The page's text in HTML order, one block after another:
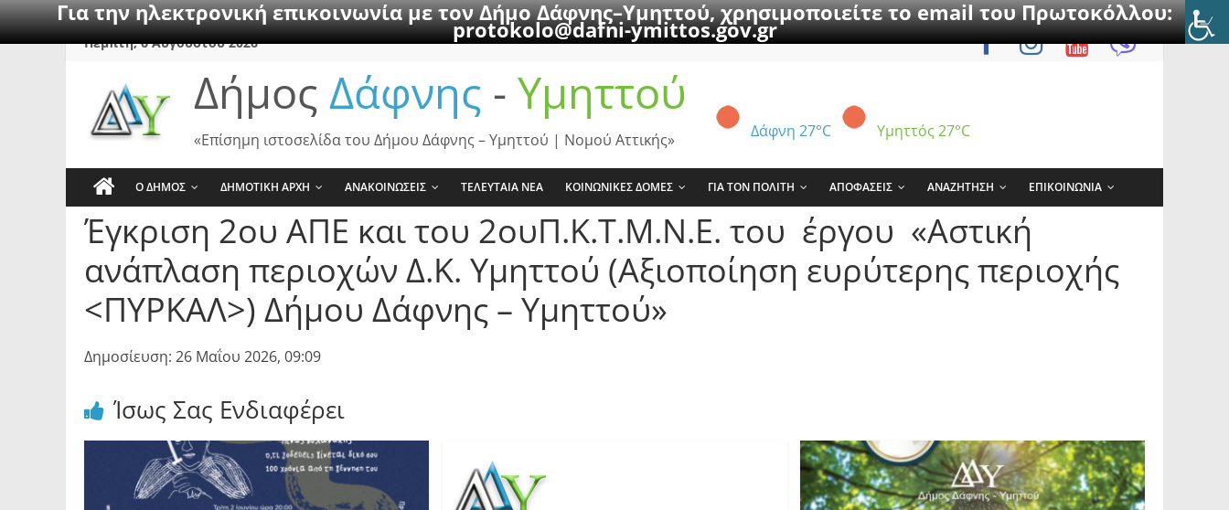
Για την ηλεκτρονική επικοινωνία με τον Δήμο Δάφνης–Υμηττού, χρησιμοποιείτε το email του Πρωτοκόλλου:
protokolo@dafni-ymittos.gov.gr
SkipΠέμπτη, 6 Αυγούστου 2026
Δήμος Δάφνης - Υμηττού
Δάφνη 27°C Υμηττός 27°C
«Επίσημη ιστοσελίδα του Δήμου Δάφνης – Υμηττού | Νομού Αττικής»
Ο ΔΗΜΟΣ ΔΗΜΟΤΙΚΗ ΑΡΧΗ ΑΝΑΚΟΙΝΩΣΕΙΣ ΤΕΛΕΥΤΑΙΑ ΝΕΑ ΚΟΙΝΩΝΙΚΕΣ ΔΟΜΕΣ ΓΙΑ ΤΟΝ ΠΟΛΙΤΗ ΑΠΟΦΑΣΕΙΣ ΑΝΑΖΗΤΗΣΗ ΕΠΙΚΟΙΝΩΝΙΑ
Έγκριση 2ου ΑΠΕ και του 2ουΠ.Κ.Τ.Μ.Ν.Ε. του έργου «Αστική
ανάπλαση περιοχών Δ.Κ. Υμηττού (Αξιοποίηση ευρύτερης περιοχής
<ΠΥΡΚΑΛ>) Δήμου Δάφνης – Υμηττού»
Δημοσίευση: 26 Μαΐου 2026, 09:09
Ίσως Σας Ενδιαφέρει